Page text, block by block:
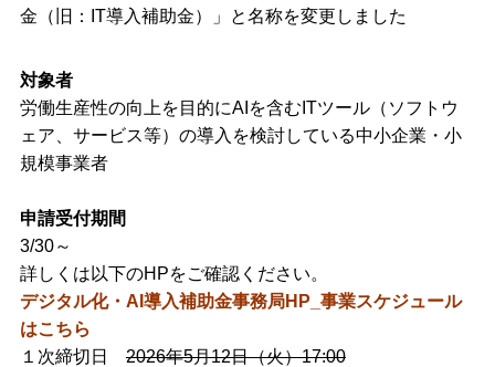
金（旧：IT導入補助金）」と名称を変更しました
対象者
労働生産性の向上を目的にAIを含むITツール（ソフトウ
ェア、サービス等）の導入を検討している中小企業・小
規模事業者
申請受付期間
3/30～
詳しくは以下のHPをご確認ください。
デジタル化・AI導入補助金事務局HP_事業スケジュール
はこちら
１次締切日 2026年5月12日（火）17:00